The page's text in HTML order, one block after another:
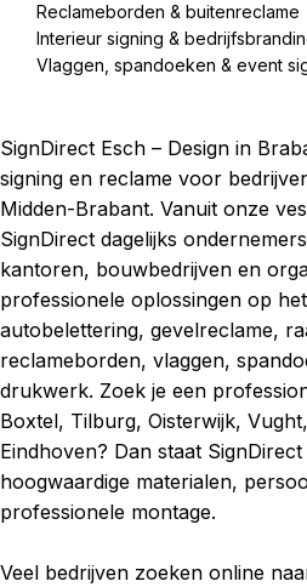
Reclameborden & buitenreclame
Interieur signing &
Vlaggen, spandoeken & event
SignDirect Esch – Design in
signing en reclame voor
Midden-Brabant. Vanuit onze
SignDirect dagelijks
kantoren, bouwbedrijven en
professionele oplossingen op
autobelettering, gevelreclame,
reclameborden, vlaggen,
drukwerk. Zoek je een
Boxtel, Tilburg, Oisterwijk,
Eindhoven? Dan staat
hoogwaardige materialen,
professionele montage.
Veel bedrijven zoeken online